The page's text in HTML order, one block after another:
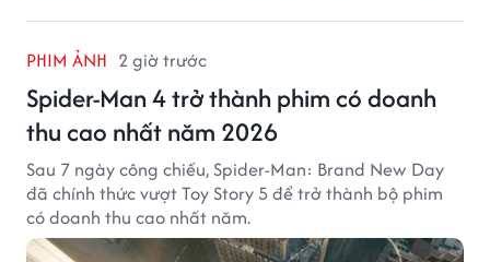
PHIM ẢNH 2 giờ trước
Spider-Man 4 trở thành phim có doanh
thu cao nhất năm 2026
Sau 7 ngày công chiếu, Spider-Man: Brand New Day
đã chính thức vượt Toy Story 5 để trở thành bộ phim
có doanh thu cao nhất năm.